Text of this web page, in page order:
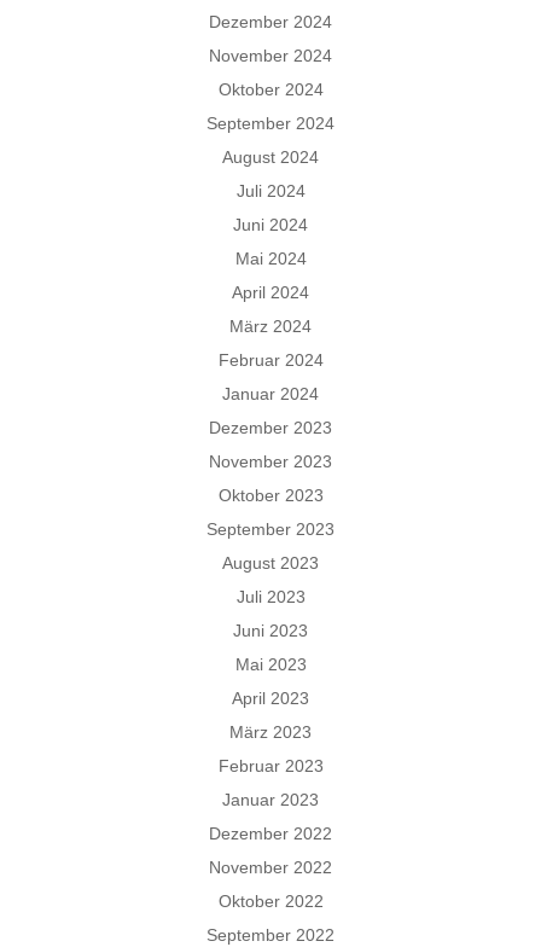
Dezember 2024
November 2024
Oktober 2024
September 2024
August 2024
Juli 2024
Juni 2024
Mai 2024
April 2024
März 2024
Februar 2024
Januar 2024
Dezember 2023
November 2023
Oktober 2023
September 2023
August 2023
Juli 2023
Juni 2023
Mai 2023
April 2023
März 2023
Februar 2023
Januar 2023
Dezember 2022
November 2022
Oktober 2022
September 2022